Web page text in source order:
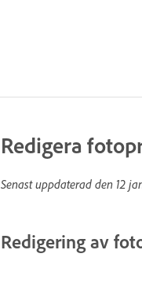
Redigera
Senast uppdaterad den 12
Redigering av